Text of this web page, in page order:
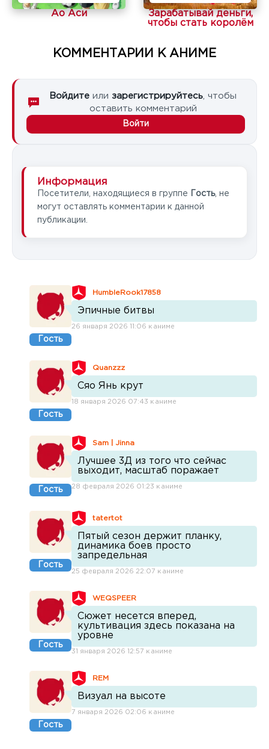
Ао Аси
Зарабатывай деньги,
чтобы стать королём
КОММЕНТАРИИ К АНИМЕ
Войдите или зарегистрируйтесь , чтобы
оставить комментарий
Войти
Информация
Посетители, находящиеся в группе Гость, не
могут оставлять комментарии к данной
публикации.
Гость
HumbleRook17858
Эпичные битвы
26 января 2026 11:06 к аниме
Гость
Quanzzz
Сяо Янь крут
18 января 2026 07:43 к аниме
Гость
Sam | Jinna
Лучшее 3Д из того что сейчас
выходит, масштаб поражает
28 февраля 2026 01:23 к аниме
Гость
tatertot
Пятый сезон держит планку,
динамика боев просто
запредельная
25 февраля 2026 22:07 к аниме
Гость
WEQSPEER
Сюжет несется вперед,
культивация здесь показана на
уровне
31 января 2026 12:57 к аниме
Гость
REM
Визуал на высоте
7 января 2026 02:06 к аниме